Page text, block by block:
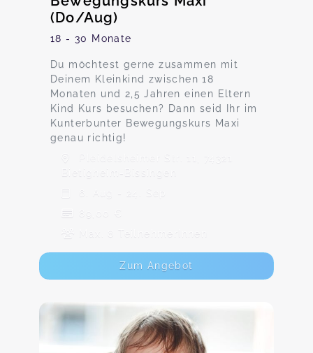
(Do/Aug)
18 - 30 Monate
Du möchtest gerne zusammen mit
Deinem Kleinkind zwischen 18
Monaten und 2,5 Jahren einen Eltern
Kind Kurs besuchen? Dann seid Ihr im
Kunterbunter Bewegungskurs Maxi
genau richtig!
Pleidelsheimer Str. 11, 74321
Bietigheim-Bissingen
6. Aug - 24. Sep
89,00 €
Max. 8 TeilnehmerInnen
Zum Angebot